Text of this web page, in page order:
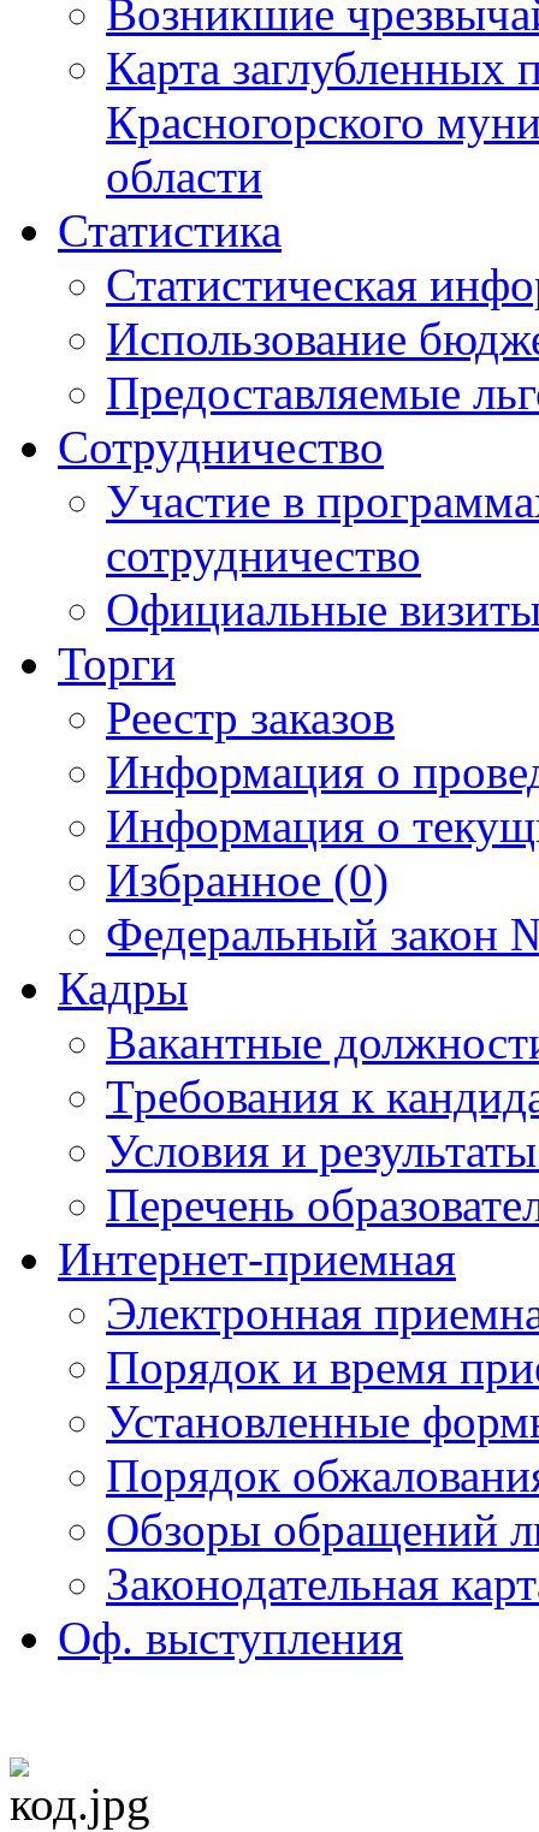
Возникшие
Карта
Красногорского
области
Статистика
Статистическая
Использование
Предоставляемые
Сотрудничество
Участие в
сотрудничество
Официальные
Торги
Реестр заказов
Информация о
Информация о
Избранное (0)
Федеральный закон
Кадры
Вакантные
Требования к
Условия и
Перечень
Интернет-приемная
Электронная
Порядок и время
Установленные
Порядок
Обзоры обращений
Законодательная
Оф. выступления